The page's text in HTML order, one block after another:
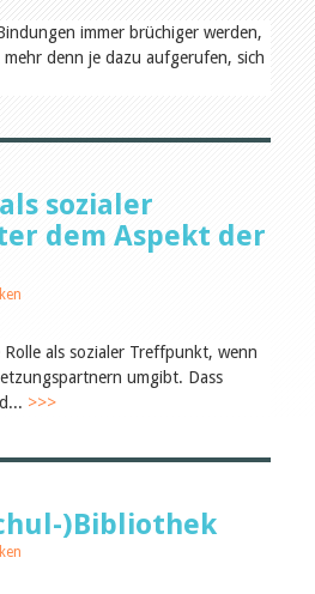
immer brüchiger werden,
denn je dazu aufgerufen, sich
sozialer
dem Aspekt der
als sozialer Treffpunkt, wenn
umgibt. Dass
>>>
)Bibliothek